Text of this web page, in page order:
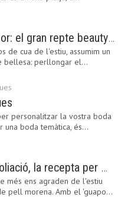
Bronzejat durador: el gran repte beauty del final de l’estiu
de cua de l'estiu, assumim un
bellesa: perllongar el…
personalitzar la vostra boda
una boda temàtica, és…
Hidratació i exfoliació, la recepta per mantenir el bronzejat
més ens agraden de l'estiu
pell morena. Amb el 'guapo…